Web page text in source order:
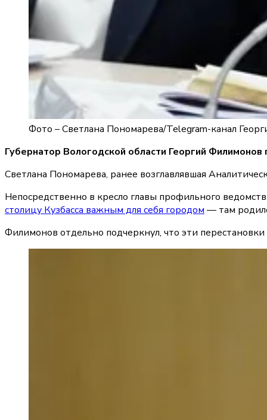
Фото –Светлана Пономарева/Telegram-канал
Губернатор Вологодской области Георгий
Светлана Пономарева, ранее возглавлявшая
Непосредственно в кресло главы профильного
столицу Кузбасса важным для себя городом — там
Филимонов отдельно подчеркнул, что эти